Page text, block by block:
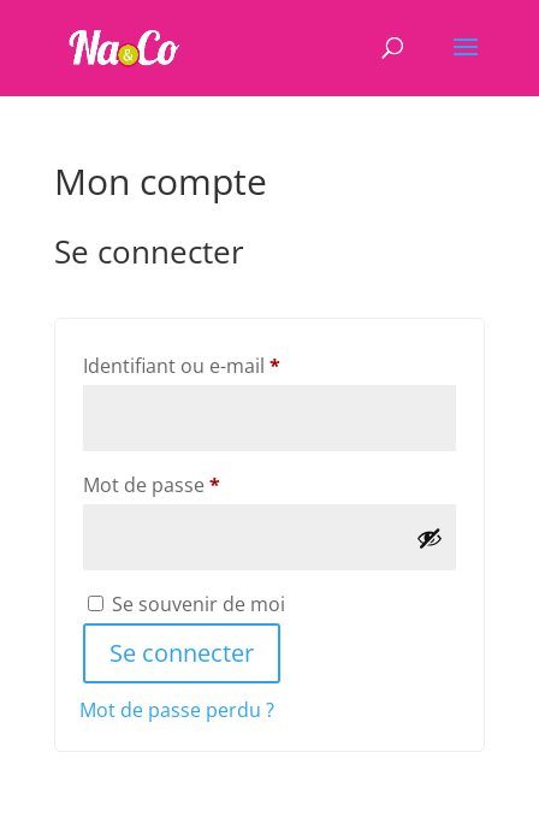
Mon compte
Se connecter
Identifiant ou e-mail *Obligatoire
Mot de passe*Obligatoire
Se souvenir de moi
Se connecter
Mot de passe perdu ?